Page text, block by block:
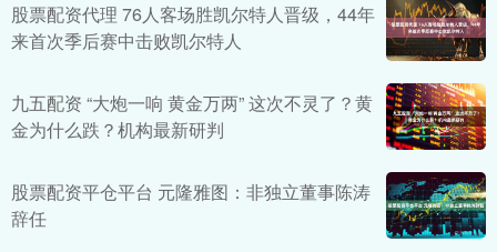
股票配资代理 76人客场胜凯尔特人晋级，44年
来首次季后赛中击败凯尔特人
九五配资 “大炮一响 黄金万两” 这次不灵了？黄
金为什么跌？机构最新研判
股票配资平仓平台 元隆雅图：非独立董事陈涛
辞任